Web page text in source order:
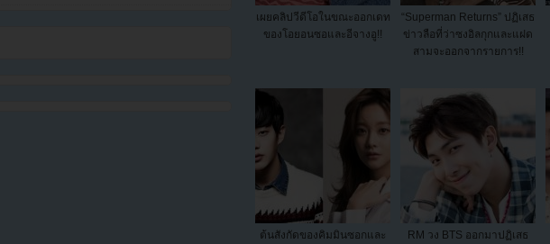
เผยคลิปวีดีโอในขณะออกเดท
ของโอยอนซอและอีจางอู!!
“Superman Returns” ปฏิเสธ
ข่าวลือที่ว่าซงอิลกุกและแฝด
สามจะออกจากรายการ!!
ต้นสังกัดของคิมมินซอกและ
RM วง BTS ออกมาปฏิเสธ